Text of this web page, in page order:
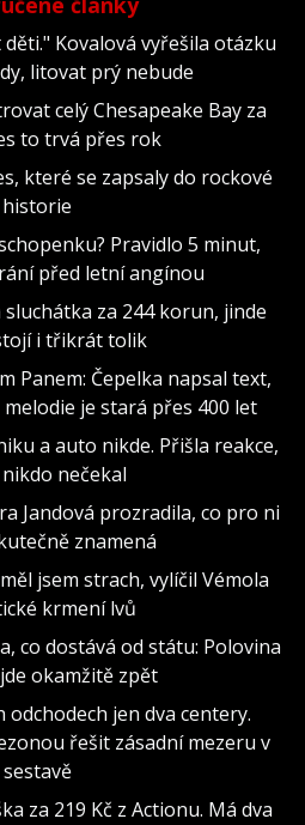
Kovalová vyřešila otázku
litovat prý nebude
celý Chesapeake Bay za
to trvá přes rok
které se zapsaly do rockové
historie
Pravidlo 5 minut,
před letní angínou
za 244 korun, jinde
i třikrát tolik
Panem: Čepelka napsal text,
je stará přes 400 let
a auto nikde. Přišla reakce,
nečekal
Jandová prozradila, co pro ni
znamená
jsem strach, vylíčil Vémola
krmení lvů
co dostává od státu: Polovina
okamžitě zpět
jen dva centery.
řešit zásadní mezeru v
sestavě
za 219 Kč z Actionu. Má dva